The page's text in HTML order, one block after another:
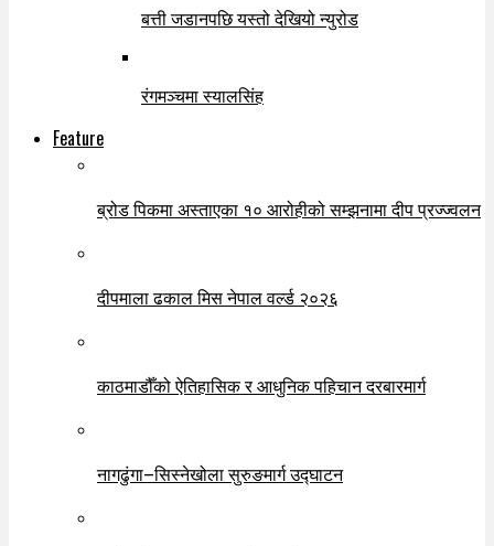
बत्ती जडानपछि यस्तो देखियो न्युरोड
रंगमञ्चमा स्यालसिंह
Feature
ब्रोड पिकमा अस्ताएका १० आरोहीको सम्झनामा दीप प्रज्ज्वलन
दीपमाला ढकाल मिस नेपाल वर्ल्ड २०२६
काठमाडौँको ऐतिहासिक र आधुनिक पहिचान दरबारमार्ग
नागढुंगा–सिस्नेखोला सुरुङमार्ग उद्घाटन